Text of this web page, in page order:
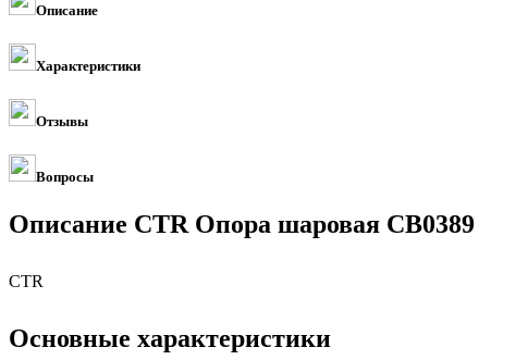
Описание
Характеристики
Отзывы
Вопросы
Описание CTR Опора шаровая CB0389
CTR
Основные характеристики